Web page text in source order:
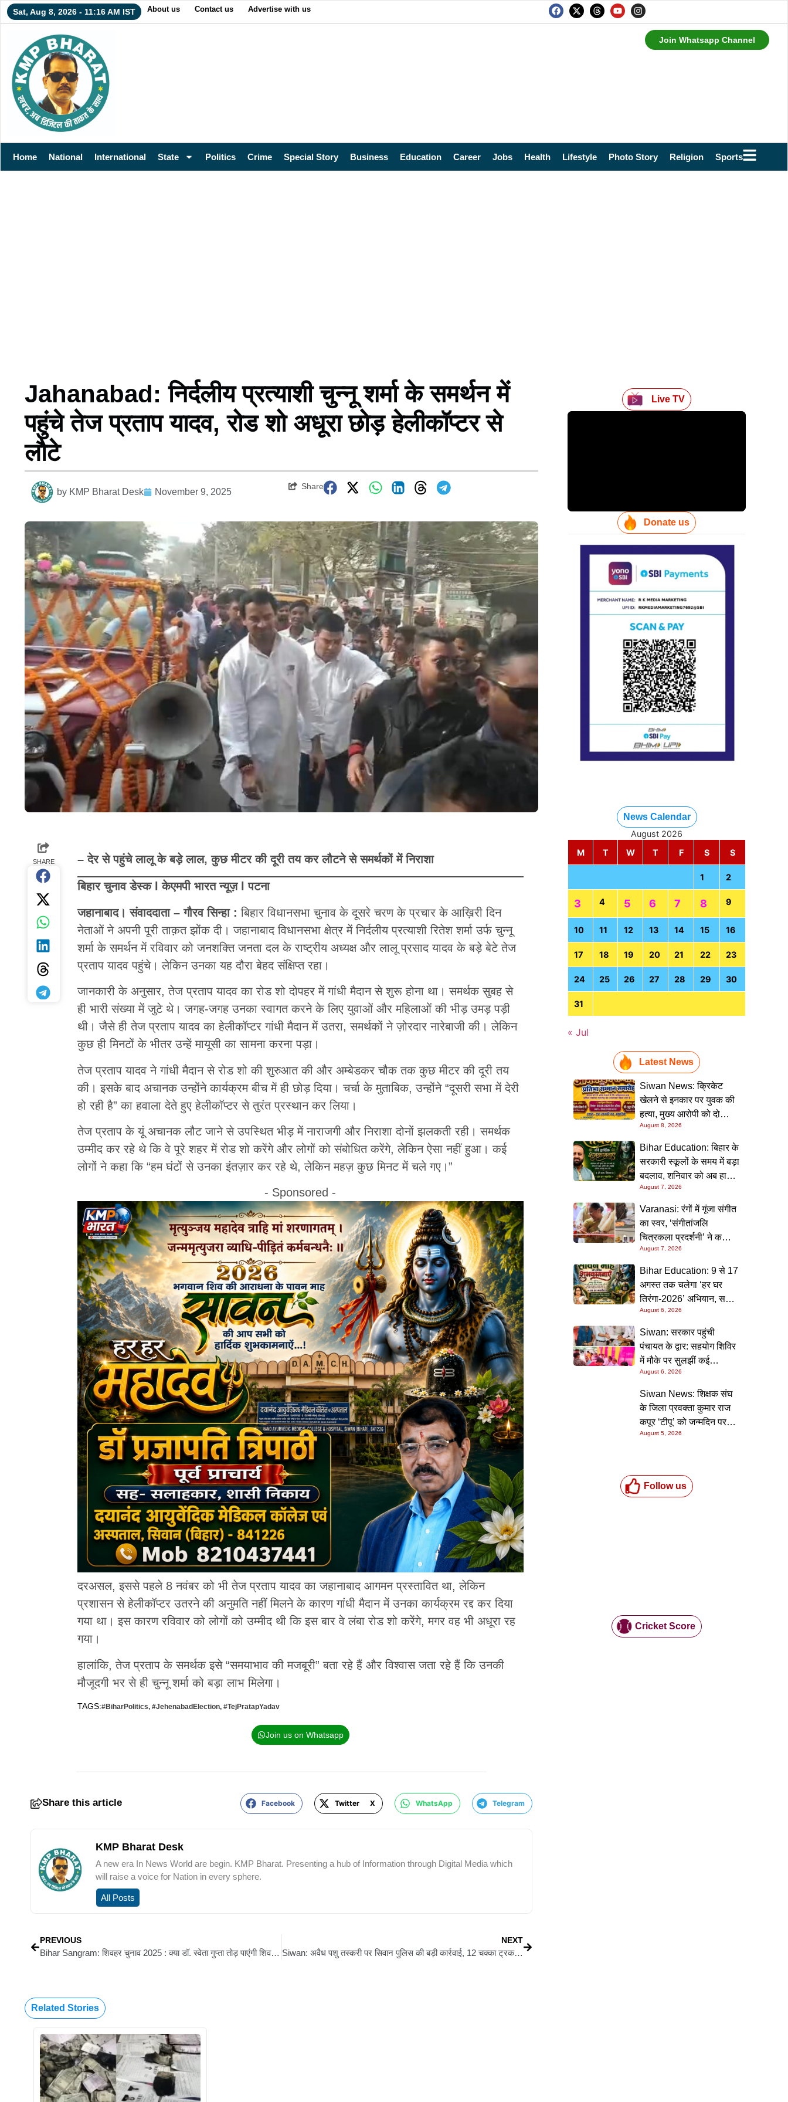
Sat, Aug 8, 2026 - 11:16 AM IST About us Contact us Advertise with us
Join Whatsapp Channel
Home National International State Politics Crime Special Story Business Education Career Jobs Health Lifestyle Photo Story Religion Sports
Jahanabad: निर्दलीय प्रत्याशी चुन्नू शर्मा के समर्थन में
पहुंचे तेज प्रताप यादव, रोड शो अधूरा छोड़ हेलीकॉप्टर से
लौटे
by KMP Bharat Desk November 9, 2025
Share
SHARE – देर से पहुंचे लालू के बड़े लाल, कुछ मीटर की दूरी तय कर लौटने से समर्थकों में निराशा
बिहार चुनाव डेस्क l केएमपी भारत न्यूज़ l पटना
जहानाबाद। संवाददाता – गौरव सिन्हा :बिहार विधानसभा चुनाव के दूसरे चरण के प्रचार के आख़िरी दिन
नेताओं ने अपनी पूरी ताक़त झोंक दी। जहानाबाद विधानसभा क्षेत्र में निर्दलीय प्रत्याशी रितेश शर्मा उर्फ चुन्नू
शर्मा के समर्थन में रविवार को जनशक्ति जनता दल के राष्ट्रीय अध्यक्ष और लालू प्रसाद यादव के बड़े बेटे तेज
प्रताप यादव पहुंचे। लेकिन उनका यह दौरा बेहद संक्षिप्त रहा।
जानकारी के अनुसार, तेज प्रताप यादव का रोड शो दोपहर में गांधी मैदान से शुरू होना था। समर्थक सुबह से
ही भारी संख्या में जुटे थे। जगह-जगह उनका स्वागत करने के लिए युवाओं और महिलाओं की भीड़ उमड़ पड़ी
थी। जैसे ही तेज प्रताप यादव का हेलीकॉप्टर गांधी मैदान में उतरा, समर्थकों ने ज़ोरदार नारेबाजी की। लेकिन
कुछ ही मिनटों के भीतर उन्हें मायूसी का सामना करना पड़ा।
तेज प्रताप यादव ने गांधी मैदान से रोड शो की शुरुआत की और अम्बेडकर चौक तक कुछ मीटर की दूरी तय
की। इसके बाद अचानक उन्होंने कार्यक्रम बीच में ही छोड़ दिया। चर्चा के मुताबिक, उन्होंने “दूसरी सभा में देरी
हो रही है” का हवाला देते हुए हेलीकॉप्टर से तुरंत प्रस्थान कर लिया।
तेज प्रताप के यूं अचानक लौट जाने से उपस्थित भीड़ में नाराजगी और निराशा दोनों झलकती रही। समर्थक
उम्मीद कर रहे थे कि वे पूरे शहर में रोड शो करेंगे और लोगों को संबोधित करेंगे, लेकिन ऐसा नहीं हुआ। कई
लोगों ने कहा कि “हम घंटों से उनका इंतज़ार कर रहे थे, लेकिन महज़ कुछ मिनट में चले गए।”
- Sponsored -
दरअसल, इससे पहले 8 नवंबर को भी तेज प्रताप यादव का जहानाबाद आगमन प्रस्तावित था, लेकिन
प्रशासन से हेलीकॉप्टर उतरने की अनुमति नहीं मिलने के कारण गांधी मैदान में उनका कार्यक्रम रद्द कर दिया
गया था। इस कारण रविवार को लोगों को उम्मीद थी कि इस बार वे लंबा रोड शो करेंगे, मगर वह भी अधूरा रह
गया।
हालांकि, तेज प्रताप के समर्थक इसे “समयाभाव की मजबूरी” बता रहे हैं और विश्वास जता रहे हैं कि उनकी
मौजूदगी भर से ही चुन्नू शर्मा को बड़ा लाभ मिलेगा।
TAGS:#BiharPolitics, #JehenabadElection, #TejPratapYadav
Join us on Whatsapp
Share this article Facebook Twitter X WhatsApp Telegram
KMP Bharat Desk
A new era In News World are begin. KMP Bharat. Presenting a hub of Information through Digital Media which
will raise a voice for Nation in every sphere.
All Posts
PREVIOUS
Bihar Sangram: शिवहर चुनाव 2025 : क्या डॉ. स्वेता गुप्ता तोड़ पाएंगी शिवहर की परंपरा?
NEXT
Siwan: अवैध पशु तस्करी पर सिवान पुलिस की बड़ी कार्रवाई, 12 चक्का ट्रक से 26 मवेशी बरामद — 5 तस्कर गिरफ्तार
Live TV
Donate us
News Calendar
August 2026
M
T W T F S S
1 2
3 4 5 6 7 8 9
10 11 12 13 14 15 16
17 18 19 20 21 22 23
24 25 26 27 28 29 30
31
« Jul
Latest News
Siwan News: क्रिकेट
खेलने से इनकार पर युवक की
हत्या, मुख्य आरोपी को दो
धाराओं में उम्रकैद
August 8, 2026
Bihar Education: बिहार के
सरकारी स्कूलों के समय में बड़ा
बदलाव, शनिवार को अब हाफ
डे रहेगा विद्यालय
August 7, 2026
Varanasi: रंगों में गूंजा संगीत
का स्वर, ‘संगीतांजलि
चित्रकला प्रदर्शनी’ ने कला
प्रेमियों को किया मंत्रमुग्ध
August 7, 2026
Bihar Education: 9 से 17
अगस्त तक चलेगा ‘हर घर
तिरंगा-2026’ अभियान, सभी
स्कूलों को दिए गए विस्तृत
निर्देश
August 6, 2026
Siwan: सरकार पहुंची
पंचायत के द्वार: सहयोग शिविर
में मौके पर सुलझीं कई
समस्याएं, 30 दिन में समाधान
की गारंटी
August 6, 2026
Siwan News: शिक्षक संघ
के जिला प्रवक्ता कुमार राज
कपूर ‘टीपू’ को जन्मदिन पर
मिली शुभकामनाओं की सौगात
August 5, 2026
Follow us
Cricket Score
Related Stories